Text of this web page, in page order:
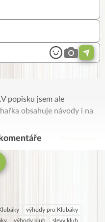
popisku jsem ale
obsahuje návody i na
výhody pro Klubáky
výhody klub
slevy klub